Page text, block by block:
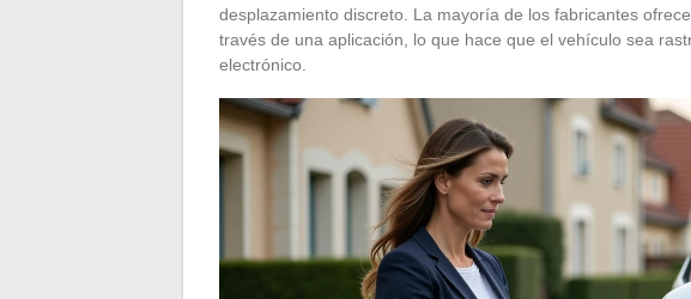
desplazamiento discreto. La mayoría de los fabricantes
través de una aplicación, lo que hace que el vehículo sea
electrónico.